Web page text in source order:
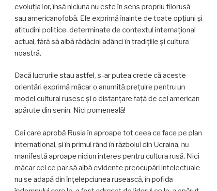
evoluția lor, însă niciuna nu este în sens propriu filorusă
sau americanofobă. Ele exprimă înainte de toate opțiuni și
atitudini politice, determinate de contextul internațional
actual, fără să aibă rădăcini adânci în tradițiile și cultura
noastră.
Dacă lucrurile stau astfel, s-ar putea crede că aceste
orientări exprimă măcar o anumită prețuire pentru un
model cultural rusesc și o distanțare față de cel american
apărute din senin. Nici pomeneală!
Cei care aprobă Rusia în aproape tot ceea ce face pe plan
internațional, și în primul rând în războiul din Ucraina, nu
manifestă aproape niciun interes pentru cultura rusă. Nici
măcar cei ce par să aibă evidente preocupări intelectuale
nu se adapă din înțelepciunea rusească, în pofida